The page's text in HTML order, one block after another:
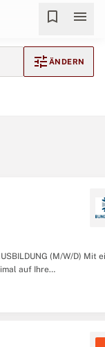
bookmark menu
tune ÄNDERN
(M/W/D) Mit
auf Ihre
Sie – je nach